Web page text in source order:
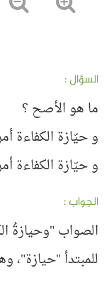
السؤال :
ما هو الأصح ؟
و حيّازة الكفاءة
و حيّازة الكفاءة
الجواب :
الصواب "وحيازةُ
للمبتدأ "حيازة"،